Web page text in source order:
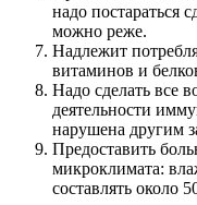
надо постараться
можно реже.
Надлежит
витаминов и
Надо сделать все
деятельности
нарушена другим
Предоставить
микроклимата:
составлять около